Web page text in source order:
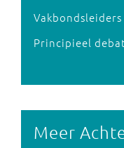
Vakbondsleiders
Principieel
Meer